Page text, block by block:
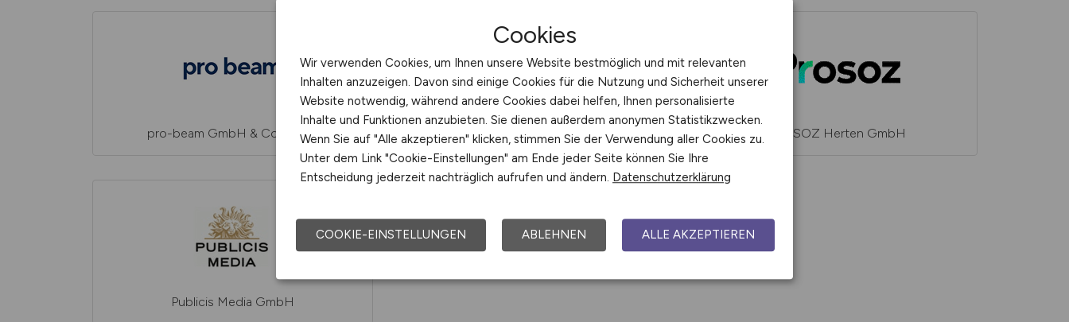
pro-beam GmbH & Co. KGaA Progroup AG PROSOZ Herten GmbH
Publicis Media GmbH
Cookies
Wir verwenden Cookies, um Ihnen unsere Website bestmöglich und mit relevanten
Inhalten anzuzeigen. Davon sind einige Cookies für die Nutzung und Sicherheit unserer
Website notwendig, während andere Cookies dabei helfen, Ihnen personalisierte
Inhalte und Funktionen anzubieten. Sie dienen außerdem anonymen Statistikzwecken.
Wenn Sie auf "Alle akzeptieren" klicken, stimmen Sie der Verwendung aller Cookies zu.
Unter dem Link "Cookie-Einstellungen" am Ende jeder Seite können Sie Ihre
Entscheidung jederzeit nachträglich aufrufen und ändern. Datenschutzerklärung
COOKIE-EINSTELLUNGEN ABLEHNEN ALLE AKZEPTIEREN